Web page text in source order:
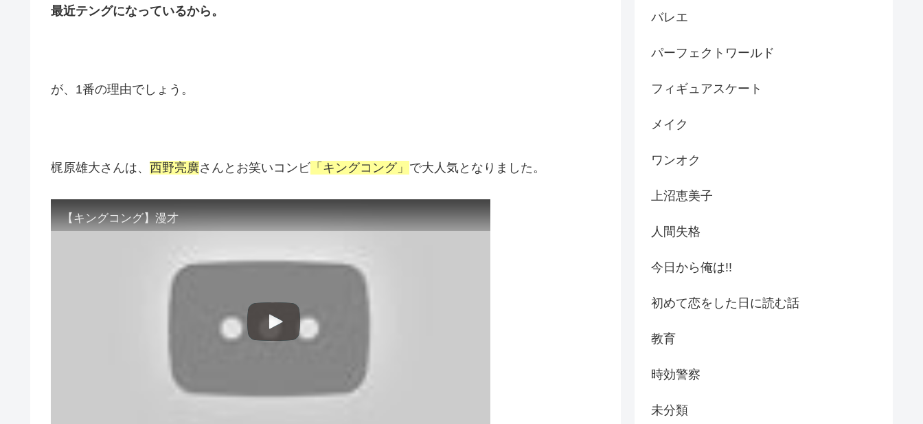
最近テングになっているから。
が、1番の理由でしょう。
梶原雄大さんは、 西野亮廣さんとお笑いコンビ 「キングコング」 で大人気となりました。
【キングコング】漫才
バレエ
パーフェクトワールド
フィギュアスケート
メイク
ワンオク
上沼恵美子
人間失格
今日から俺は!!
初めて恋をした日に読む話
教育
時効警察
未分類